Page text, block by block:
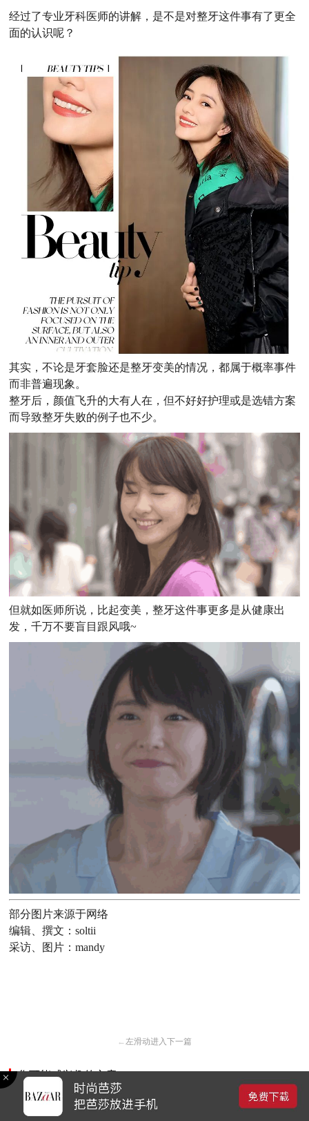
经过了专业牙科医师的讲解，是不是对整牙这件事有了更全
面的认识呢？
其实，不论是牙套脸还是整牙变美的情况，都属于概率事件
而非普遍现象。
整牙后，颜值飞升的大有人在，但不好好护理或是选错方案
而导致整牙失败的例子也不少。
但就如医师所说，比起变美，整牙这件事更多是从健康出
发，千万不要盲目跟风哦~
部分图片来源于网络
编辑、撰文：soltii
采访、图片：mandy
← 左滑动进入下一篇
您可能感兴趣的文章